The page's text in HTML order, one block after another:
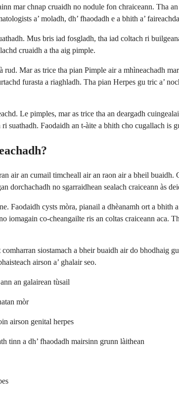
mar chnap cruaidh no nodule fon chraiceann. Tha
a’ moladh, dh’ fhaodadh e a bhith a’
Mus bris iad fosgladh, tha iad coltach ri
cruaidh a tha aig pimple.
Mar as trice tha pian Pimple air a mhìneachadh
furasta a riaghladh. Tha pian Herpes gu tric a’
Le pimples, mar as trice tha an deargadh
suathadh. Faodaidh an t-àite a bhith cho cugallach is
air an cumail timcheall air an raon air a bheil
dorchachadh no sgarraidhean sealach craiceann às
Faodaidh cysts mòra, pianail a dhèanamh ort a
iomagain co-cheangailte ris an coltas craiceann aca.
siostamach a bheir buaidh air do bhodhaig
airson a’ ghalair seo.
an galairean tùsail
mòr
airson genital herpes
tinn a dh’ fhaodadh mairsinn grunn làithean